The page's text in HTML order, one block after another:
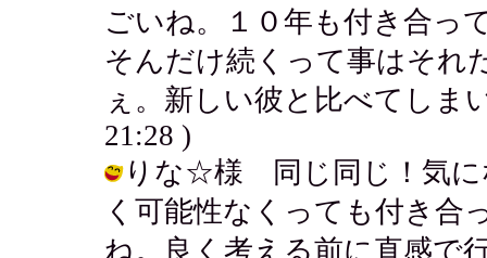
ごいね。１０年も付き合っ
そんだけ続くって事はそれ
ぇ。新しい彼と比べてしま
21:28 )
りな☆様 同じ同じ！気に
く可能性なくっても付き合
ね。良く考える前に直感で